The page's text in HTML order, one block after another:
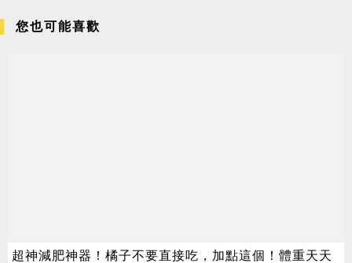
您也可能喜歡
超神減肥神器！橘子不要直接吃，加點這個！體重天天